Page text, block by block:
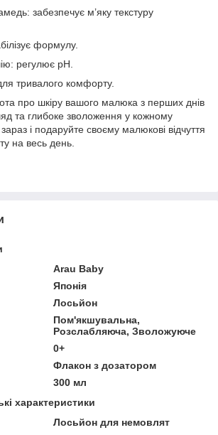
забезпечує м’яку текстуру
формулу.
регулює pH.
тривалого комфорту.
про шкіру вашого малюка з перших днів
та глибоке зволоження у кожному
і подаруйте своєму малюкові відчуття
на весь день.
Arau Baby
Японія
Лосьйон
Пом'якшувальна,
Розслабляюча, Зволожуюче
0+
Флакон з дозатором
300 мл
характеристики
Лосьйон для немовлят